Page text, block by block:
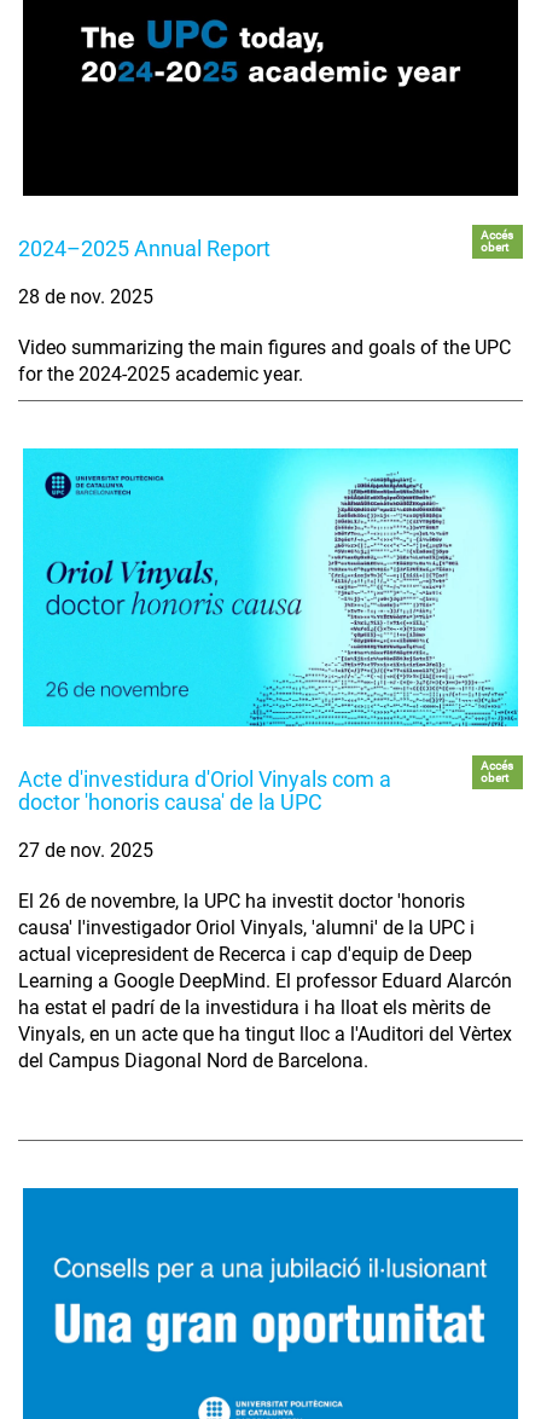
2024–2025 Annual Report
Accés
obert
28 de nov. 2025
Video summarizing the main figures and goals of the UPC
for the 2024-2025 academic year.
Acte d'investidura d'Oriol Vinyals com a
doctor 'honoris causa' de la UPC
Accés
obert
27 de nov. 2025
El 26 de novembre, la UPC ha investit doctor 'honoris
causa' l'investigador Oriol Vinyals, 'alumni' de la UPC i
actual vicepresident de Recerca i cap d'equip de Deep
Learning a Google DeepMind. El professor Eduard Alarcón
ha estat el padrí de la investidura i ha lloat els mèrits de
Vinyals, en un acte que ha tingut lloc a l'Auditori del Vèrtex
del Campus Diagonal Nord de Barcelona.